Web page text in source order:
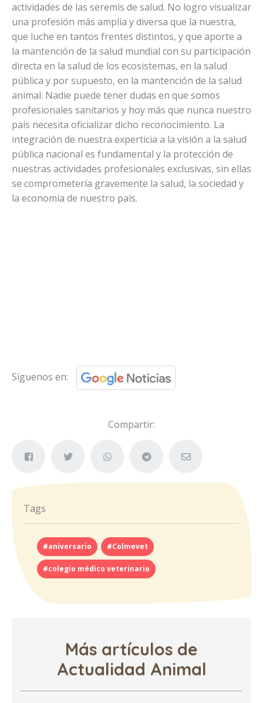
actividades de las seremis de salud. No logro visualizar
una profesión más amplia y diversa que la nuestra,
que luche en tantos frentes distintos, y que aporte a
la mantención de la salud mundial con su participación
directa en la salud de los ecosistemas, en la salud
pública y por supuesto, en la mantención de la salud
animal. Nadie puede tener dudas en que somos
profesionales sanitarios y hoy más que nunca nuestro
país necesita oficializar dicho reconocimiento. La
integración de nuestra experticia a la visión a la salud
pública nacional es fundamental y la protección de
nuestras actividades profesionales exclusivas, sin ellas
se comprometería gravemente la salud, la sociedad y
la economía de nuestro país.
Síguenos en:
Compartir:
Tags
#aniversario #Colmevet
#colegio médico veterinario
Más artículos de
Actualidad Animal